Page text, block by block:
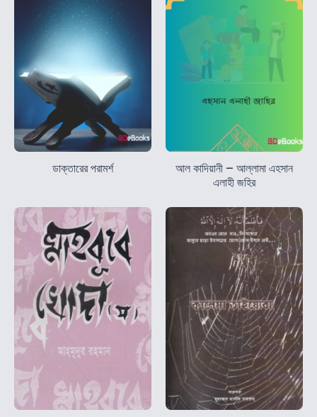
ডাক্তারের পরামর্শ
আল কাদিয়ানী – আল্লামা এহসান
এলাহী জহির